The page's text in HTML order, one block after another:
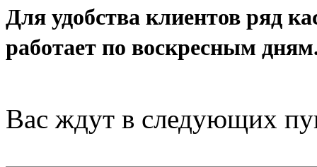
Для удобства клиентов ряд
работает по воскресным
Вас ждут в следующих